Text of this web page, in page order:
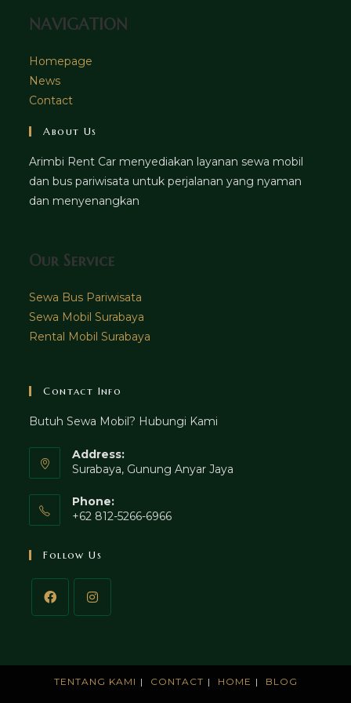
NAVIGATION
Homepage
News
Contact
About Us
Arimbi Rent Car menyediakan layanan sewa mobil
dan bus pariwisata untuk perjalanan yang nyaman
dan menyenangkan
Our Service
Sewa Bus Pariwisata
Sewa Mobil Surabaya
Rental Mobil Surabaya
Contact Info
Butuh Sewa Mobil? Hubungi Kami
Address:
Surabaya, Gunung Anyar Jaya
Phone:
+62 812-5266-6966
Follow Us
TENTANG KAMI CONTACT HOME BLOG